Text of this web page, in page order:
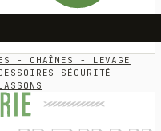
- CHAÎNES - LEVAGE
SÉCURITÉ -